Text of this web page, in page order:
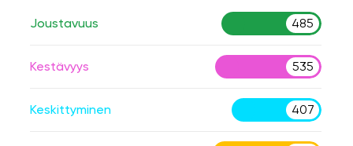
Joustavuus 485
Kestävyys 535
Keskittyminen 407